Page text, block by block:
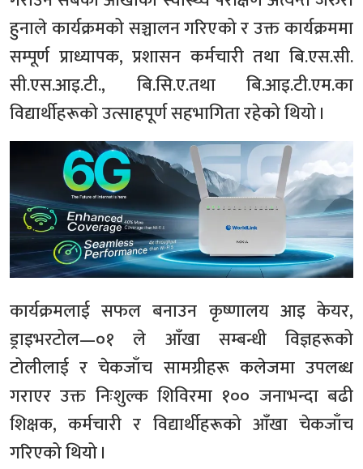
हुनाले कार्यक्रमको सञ्चालन गरिएको र उक्त कार्यक्रममा
सम्पूर्ण प्राध्यापक, प्रशासन कर्मचारी तथा बि.एस.सी.
सी.एस.आइ.टी., बि.सि.ए.तथा बि.आइ.टी.एम.का
विद्यार्थीहरूको उत्साहपूर्ण सहभागिता रहेको थियो ।
कार्यक्रमलाई सफल बनाउन कृष्णालय आइ केयर,
ड्राइभरटोल—०१ ले आँखा सम्बन्धी विज्ञहरूको
टोलीलाई र चेकजाँच सामग्रीहरू कलेजमा उपलब्ध
गराएर उक्त निःशुल्क शिविरमा १०० जनाभन्दा बढी
शिक्षक, कर्मचारी र विद्यार्थीहरूको आँखा चेकजाँच
गरिएको थियो ।